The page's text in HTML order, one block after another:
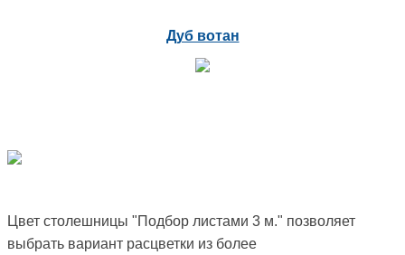
Дуб вотан
Цвет столешницы "Подбор листами 3 м." позволяет
выбрать вариант расцветки из более